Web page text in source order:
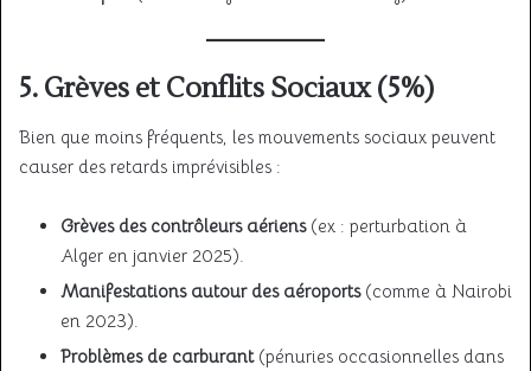
5. Grèves et Conflits Sociaux (5%)
Bien que moins fréquents, les mouvements sociaux peuvent
causer des retards imprévisibles :
Grèves des contrôleurs aériens(ex : perturbation à
Alger en janvier 2025).
Manifestations autour des aéroports(comme à Nairobi
en 2023).
Problèmes de carburant(pénuries occasionnelles dans